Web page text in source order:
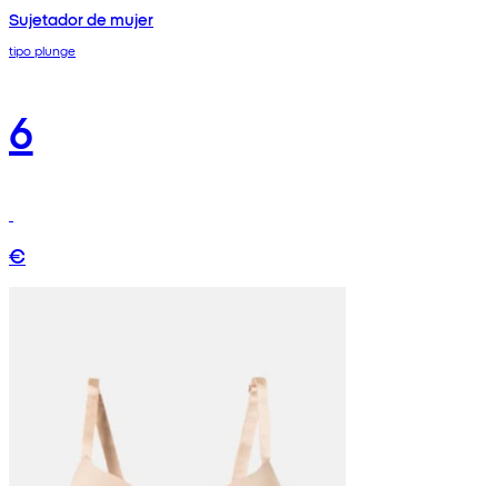
Sujetador de mujer
tipo plunge
6
€